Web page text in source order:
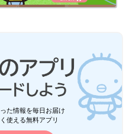
た情報を毎日お届け
使える無料アプリ